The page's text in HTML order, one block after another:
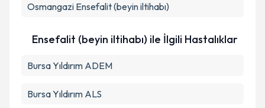
Osmangazi Ensefalit (beyin iltihabı)
Ensefalit (beyin iltihabı) ile İlgili Hastalıklar
Bursa Yıldırım ADEM
Bursa Yıldırım ALS